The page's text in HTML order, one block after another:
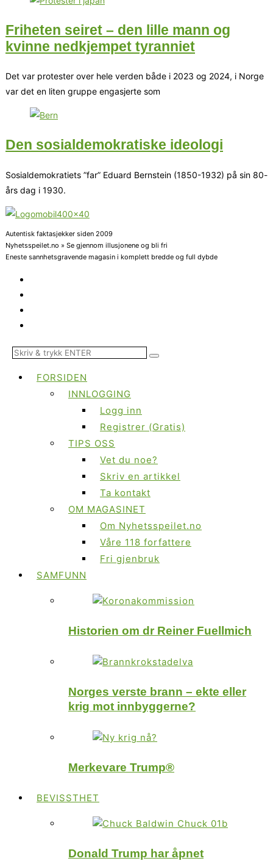
Friheten seiret – den lille mann og
kvinne nedkjempet tyranniet
Det var protester over hele verden både i 2023 og 2024, i Norge
var det en liten gruppe engasjerte som
Den sosialdemokratiske ideologi
Sosialdemokratiets ”far” Eduard Bernstein (1850-1932) på sin 80-
års dag i 1930.
Autentisk faktasjekker siden 2009
Nyhetsspeilet.no » Se gjennom illusjonene og bli fri
Eneste sannhetsgravende magasin i komplett bredde og full dybde
FORSIDEN
INNLOGGING
Logg inn
Registrer (Gratis)
TIPS OSS
Vet du noe?
Skriv en artikkel
Ta kontakt
OM MAGASINET
Om Nyhetsspeilet.no
Våre 118 forfattere
Fri gjenbruk
SAMFUNN
Historien om dr Reiner Fuellmich
Norges verste brann – ekte eller
krig mot innbyggerne?
Merkevare Trump®
BEVISSTHET
Donald Trump har åpnet